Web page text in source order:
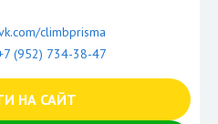
climbprisma
(952) 734-38-47
НА САЙТ